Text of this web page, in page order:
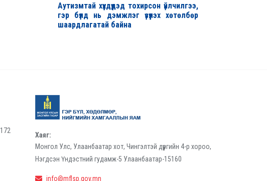
Аутизмтай хүүхдүүдэд тохирсон үйлчилгээ,
гэр бүлд нь дэмжлэг үзүүлэх хөтөлбөр
шаардлагатай байна
172
Хаяг:
Монгол Улс, Улаанбаатар хот, Чингэлтэй дүүргийн 4-р хороо,
Нэгдсэн Үндэстний гудамж-5 Улаанбаатар-15160
info@mflsp.gov.mn